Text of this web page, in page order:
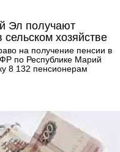
Эл получают
сельском хозяйстве
на получение пенсии в
по Республике Марий
8 132 пенсионерам